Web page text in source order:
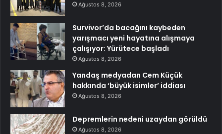
Ağustos 8, 2026
Survivor’da bacağını kaybeden
yarışmacı yeni hayatına alışmaya
çalışıyor: Yürütece başladı
Ağustos 8, 2026
Yandaş medyadan Cem Küçük
hakkında ‘büyük isimler’ iddiası
Ağustos 8, 2026
Depremlerin nedeni uzaydan görüldü
Ağustos 8, 2026